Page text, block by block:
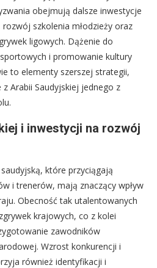
obejmują dalsze inwestycje
szkolenia młodzieży oraz
ligowych. Dążenie do
i promowanie kultury
to elementy szerszej strategii,
Arabii Saudyjskiej jednego z
i inwestycji na rozwój
które przyciągają
i trenerów, mają znaczący wpływ
Obecność tak utalentowanych
krajowych, co z kolei
zawodników
Wzrost konkurencji i
również identyfikacji i